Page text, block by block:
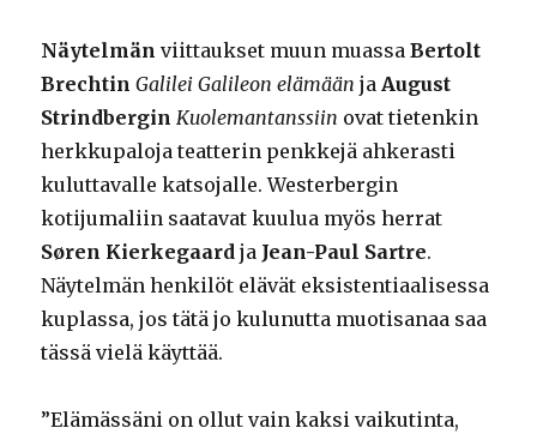
Näytelmän viittaukset muun muassaBertolt
Brechtin Galilei Galileon elämään jaAugust
Strindbergin Kuolemantanssiin ovat tietenkin
herkkupaloja teatterin penkkejä ahkerasti
kuluttavalle katsojalle. Westerbergin
kotijumaliin saatavat kuulua myös herrat
Søren Kierkegaard ja Jean-Paul Sartre.
Näytelmän henkilöt elävät eksistentiaalisessa
kuplassa, jos tätä jo kulunutta muotisanaa saa
tässä vielä käyttää.
”Elämässäni on ollut vain kaksi vaikutinta,